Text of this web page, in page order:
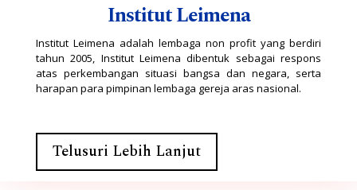
Institut Leimena
Institut Leimena adalah lembaga non profit yang berdiri
tahun 2005, Institut Leimena dibentuk sebagai respons
atas perkembangan situasi bangsa dan negara, serta
harapan para pimpinan lembaga gereja aras nasional.
Telusuri Lebih Lanjut